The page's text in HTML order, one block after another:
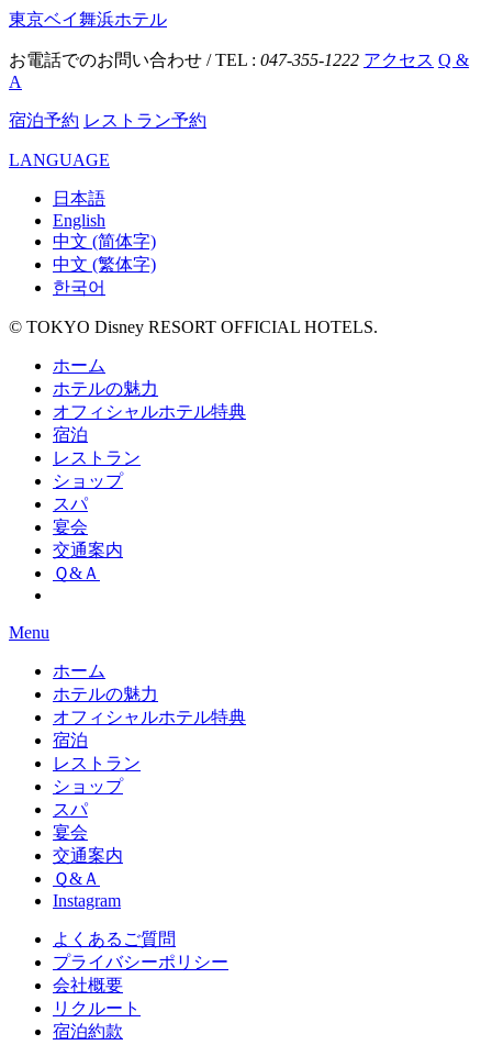
東京ベイ舞浜ホテル
お電話でのお問い合わせ / TEL : 047-355-1222 アクセス Q &
A
宿泊予約 レストラン予約
LANGUAGE
日本語
English
中文 (简体字)
中文 (繁体字)
한국어
© TOKYO Disney RESORT OFFICIAL HOTELS.
ホーム
ホテルの魅力
オフィシャルホテル特典
宿泊
レストラン
ショップ
スパ
宴会
交通案内
Ｑ&Ａ
Menu
ホーム
ホテルの魅力
オフィシャルホテル特典
宿泊
レストラン
ショップ
スパ
宴会
交通案内
Ｑ&Ａ
Instagram
よくあるご質問
プライバシーポリシー
会社概要
リクルート
宿泊約款